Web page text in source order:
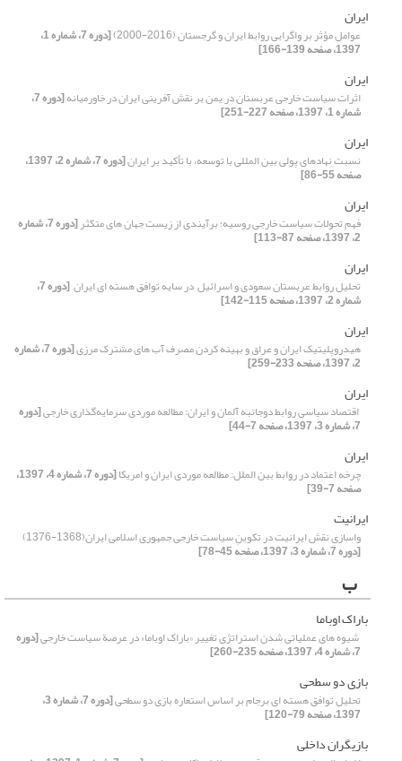
ایران
عوامل مؤثر بر واگرایی روابط ایران و گرجستان (2016-2000) [دوره 7، شماره 1،
1397، صفحه 139-166]
ایران
اثرات سیاست خارجی عربستان در یمن بر نقش آفرینی ایران در خاورمیانه [دوره 7،
شماره 1، 1397، صفحه 227-251]
ایران
نسبت نهادهای پولی بین‏ المللی با توسعه، با تأکید بر ایران [دوره 7، شماره 2، 1397،
صفحه 55-86]
ایران
فهم تحولات سیاست خارجی روسیه؛ برآیندی از زیست جهان های متکثر [دوره 7، شماره
2، 1397، صفحه 87-113]
ایران
تحلیل روابط عربستان سعودی و اسرائیل ‏ در سایه توافق هسته ای ایران ‏ [دوره 7،
شماره 2، 1397، صفحه 115-142]
ایران
هیدروپلیتیک ایران و عراق ‏و بهینه کردن مصرف آب های مشترک مرزی [دوره 7، شماره
2، 1397، صفحه 233-259]
ایران
‏ اقتصاد سیاسی روابط دوجانبه آلمان و ایران: مطالعه موردی سرمایه‌گذاری خارجی[دوره
7، شماره 3، 1397، صفحه 7-44]
ایران
چرخه اعتماد در روابط بین‌ الملل: مطالعه موردی ایران و امریکا [دوره 7، شماره 4، 1397،
صفحه 7-39]
ایرانیت
واسازیِ نقش ایرانیت در تکوینِ سیاست خارجی جمهوری اسلامی ایران(1368-1376)‏
[دوره 7، شماره 3، 1397، صفحه 45-78]
ب
باراک اوباما
‏ شیوه های عملیاتی شدن استراتژی تغییر «باراک اوباما» در عرصة سیاست خارجی[دوره
7، شماره 4، 1397، صفحه 235-260]
بازی دو سطحی
تحلیل توافق هسته ای برجام بر اساس استعاره بازی دو سطحی [دوره 7، شماره 3،
1397، صفحه 79-120]
بازیگران داخلی